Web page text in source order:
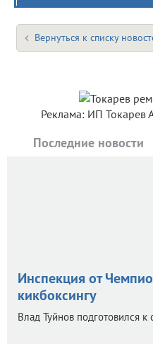
Вернуться к списку
Реклама: ИП
Последние новости
Инспекция от
кикбоксингу
Влад Туйнов подготовился